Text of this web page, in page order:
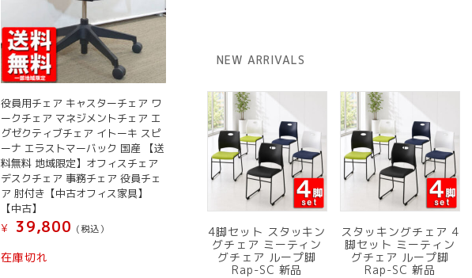
役員用チェア キャスターチェア ワ
ークチェア マネジメントチェア エ
グゼクティブチェア イトーキ スピ
ーナ エラストマーバック 国産 【送
料無料 地域限定】オフィスチェア
デスクチェア 事務チェア 役員チェ
ア 肘付き【中古オフィス家具】
【中古】
¥
39,800 (税込）
在庫切れ
で
す。
NEW ARRIVALS
4脚セット スタッキン
グチェア ミーティン
グチェア ループ脚
Rap-SC 新品
スタッキングチェア 4
脚セット ミーティン
グチェア ループ脚
Rap-SC 新品